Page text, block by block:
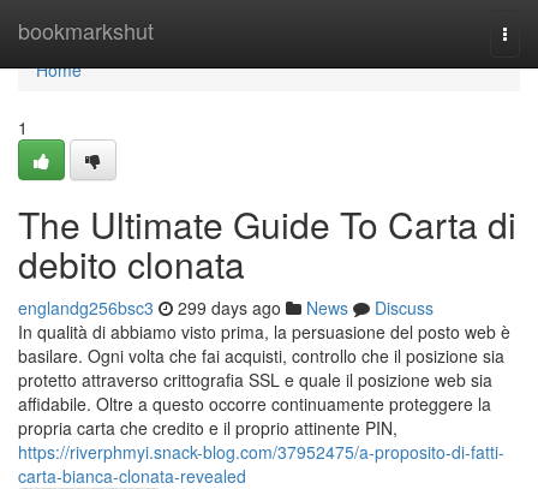
bookmarkshut
Home
Home
1
The Ultimate Guide To Carta di
debito clonata
englandg256bsc3 299 days ago News
Discuss
In qualità di abbiamo visto prima, la persuasione del posto web è
basilare. Ogni volta che fai acquisti, controllo che il posizione sia
protetto attraverso crittografia SSL e quale il posizione web sia
affidabile. Oltre a questo occorre continuamente proteggere la
propria carta che credito e il proprio attinente PIN,
https://riverphmyi.snack-blog.com/37952475/a-proposito-di-fatti-
carta-bianca-clonata-revealed